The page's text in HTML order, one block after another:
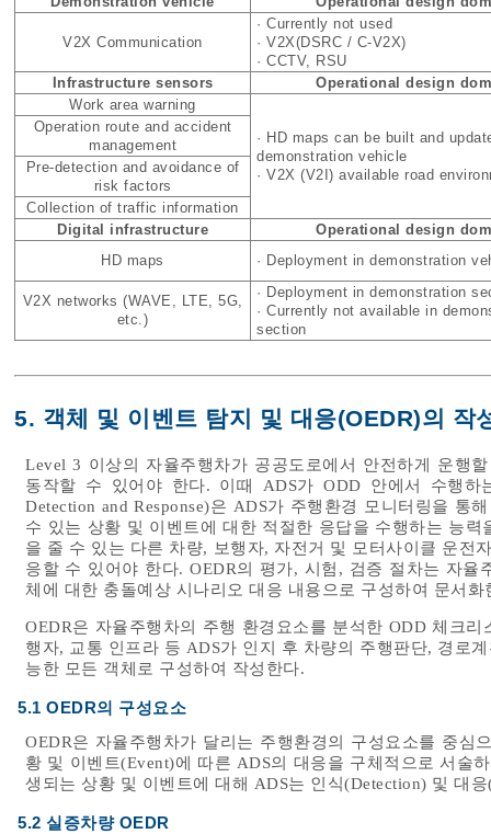
V2X Communication
· Currently not used
· V2X(DSRC / C-V2X)
· CCTV, RSU
Infrastructure sensors
Operational design
Work area warning
· HD maps can be built and
demonstration vehicle
· V2X (V2I) available road
Operation route and accident
management
Pre-detection and avoidance of
risk factors
Collection of traffic information
Digital infrastructure
Operational design
HD maps
· Deployment in demonstration
V2X networks (WAVE, LTE, 5G,
etc.)
· Deployment in demonstration
· Currently not available in
section
5. 객체 및 이벤트 탐지 및 대응(OEDR)의 작
Level 3 이상의 자율주행차가 공공도로에서 안전하게 운행
동작할 수 있어야 한다. 이때 ADS가 ODD 안에서 수행하
Detection and Response)은 ADS가 주행환경 모니터링을 통
수 있는 상황 및 이벤트에 대한 적절한 응답을 수행하는 능
을 줄 수 있는 다른 차량, 보행자, 자전거 및 모터사이클 운전
응할 수 있어야 한다. OEDR의 평가, 시험, 검증 절차는 자
체에 대한 충돌예상 시나리오 대응 내용으로 구성하여 문서화
OEDR은 자율주행차의 주행 환경요소를 분석한 ODD 체크
행자, 교통 인프라 등 ADS가 인지 후 차량의 주행판단, 경로
능한 모든 객체로 구성하여 작성한다.
5.1 OEDR의 구성요소
OEDR은 자율주행차가 달리는 주행환경의 구성요소를 중심
황 및 이벤트(Event)에 따른 ADS의 대응을 구체적으로 서술
생되는 상황 및 이벤트에 대해 ADS는 인식(Detection) 및 대
5.2 실증차량 OEDR